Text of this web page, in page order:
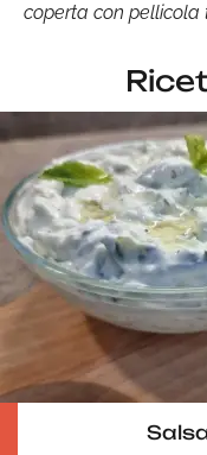
coperta con pellicola